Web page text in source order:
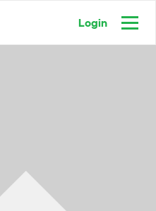
Login